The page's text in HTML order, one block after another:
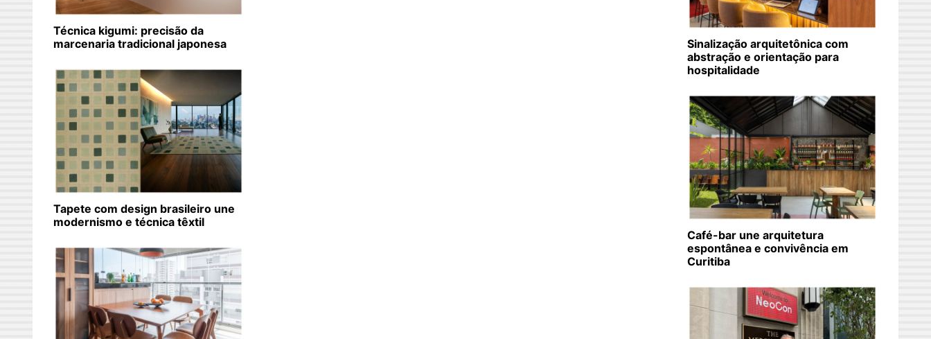
Técnica kigumi: precisão da
marcenaria tradicional japonesa
Tapete com design brasileiro une
modernismo e técnica têxtil
Sinalização arquitetônica com
abstração e orientação para
hospitalidade
Café-bar une arquitetura
espontânea e convivência em
Curitiba